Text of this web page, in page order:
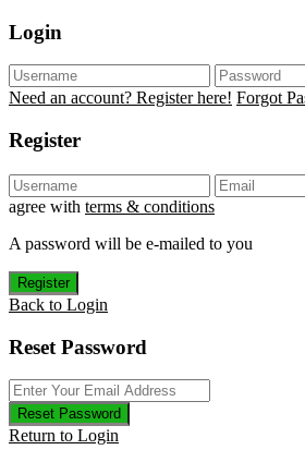
Login
Need an account? Register here! Forgot
Register
agree with terms & conditions
A password will be e-mailed to you
Register
Back to Login
Reset Password
Reset Password
Return to Login